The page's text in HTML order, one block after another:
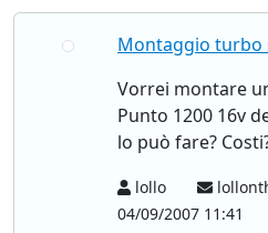
Montaggio turbo
Vorrei montare
Punto 1200 16v
lo può fare?
lollo
04/09/2007 11:41